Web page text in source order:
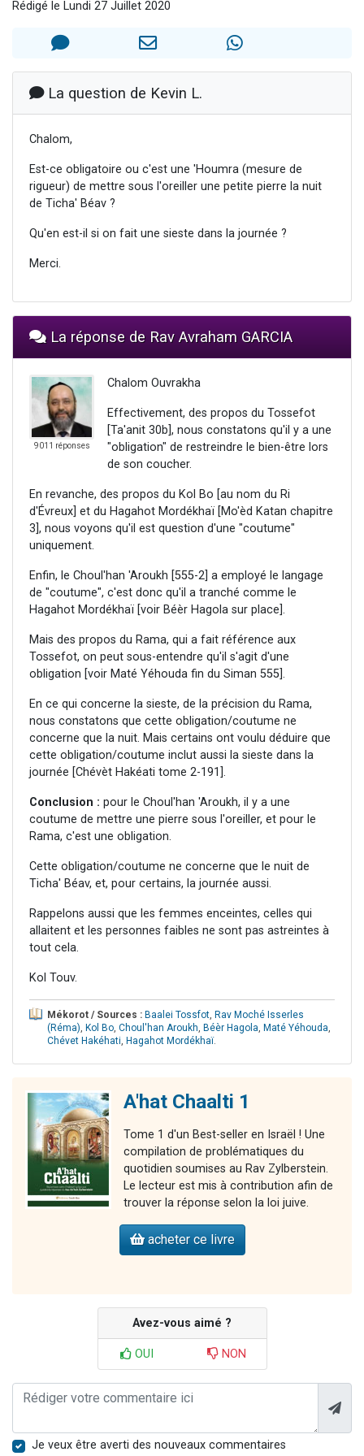
Eli vient de donner son Maasser
3 personnes viennent de faire un don pour Événements Torah-Box
2 personnes viennent de nous rejoindre sur WhatsApp
Rédigé le Lundi 27 Juillet 2020
La question de Kevin L.
Chalom,
Est-ce obligatoire ou c'est une 'Houmra (mesure de
rigueur) de mettre sous l'oreiller une petite pierre la nuit
de Ticha' Béav ?
Qu'en est-il si on fait une sieste dans la journée ?
Merci.
La réponse de Rav Avraham GARCIA
9011 réponses
Chalom Ouvrakha
Effectivement, des propos du Tossefot
[Ta'anit 30b], nous constatons qu'il y a une
"obligation" de restreindre le bien-être lors
de son coucher.
En revanche, des propos du Kol Bo [au nom du Ri
d'Évreux] et du Hagahot Mordékhaï [Mo'èd Katan chapitre
3], nous voyons qu'il est question d'une "coutume"
uniquement.
Enfin, le Choul'han 'Aroukh [555-2] a employé le langage
de "coutume", c'est donc qu'il a tranché comme le
Hagahot Mordékhaï [voir Béèr Hagola sur place].
Mais des propos du Rama, qui a fait référence aux
Tossefot, on peut sous-entendre qu'il s'agit d'une
obligation [voir Maté Yéhouda fin du Siman 555].
En ce qui concerne la sieste, de la précision du Rama,
nous constatons que cette obligation/coutume ne
concerne que la nuit. Mais certains ont voulu déduire que
cette obligation/coutume inclut aussi la sieste dans la
journée [Chévèt Hakéati tome 2-191].
Conclusion : pour le Choul'han 'Aroukh, il y a une
coutume de mettre une pierre sous l'oreiller, et pour le
Rama, c'est une obligation.
Cette obligation/coutume ne concerne que le nuit de
Ticha' Béav, et, pour certains, la journée aussi.
Rappelons aussi que les femmes enceintes, celles qui
allaitent et les personnes faibles ne sont pas astreintes à
tout cela.
Kol Touv.
Mékorot / Sources : Baalei Tossfot, Rav Moché Isserles
(Réma), Kol Bo, Choul'han Aroukh, Béèr Hagola, Maté Yéhouda,
Chévet Hakéhati, Hagahot Mordékhaï.
A'hat Chaalti 1
Tome 1 d'un Best-seller en Israël ! Une
compilation de problématiques du
quotidien soumises au Rav Zylberstein.
Le lecteur est mis à contribution afin de
trouver la réponse selon la loi juive.
acheter ce livre
Avez-vous aimé ?
OUI NON
Je veux être averti des nouveaux commentaires